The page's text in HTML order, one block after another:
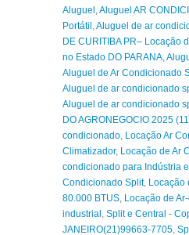
Aluguel Aluguel AR
Portátil Aluguel de ar
DE CURITIBA PR– Locação
no Estado DO PARANA
Aluguel de Ar Condicionado
Aluguel de ar condicionado
Aluguel de ar condicionado
DO AGRONEGOCIO 2025
condicionado Locação Ar
Climatizador, Locação de Ar
condicionado para Indústria
Condicionado Split, Locação
80.000 BTUS Locação de
industrial Split e Central -
JANEIRO(21)99663-7705